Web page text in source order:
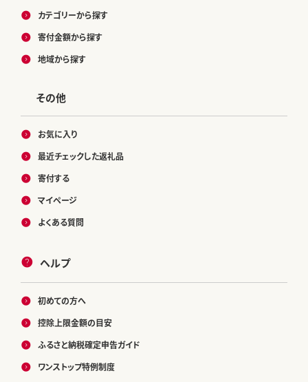
カテゴリーから探す
寄付金額から探す
地域から探す
その他
お気に入り
最近チェックした返礼品
寄付する
マイページ
よくある質問
ヘルプ
初めての方へ
控除上限金額の目安
ふるさと納税確定申告ガイド
ワンストップ特例制度